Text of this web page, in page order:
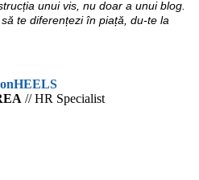
unui vis, nu doar a unui blog.
te diferențezi în piață, du-te la
// HR Specialist